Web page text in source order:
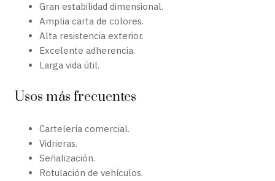
Gran estabilidad dimensional.
Amplia carta de colores.
Alta resistencia exterior.
Excelente adherencia.
Larga vida útil.
Usos más frecuentes
Cartelería comercial.
Vidrieras.
Señalización.
Rotulación de vehículos.